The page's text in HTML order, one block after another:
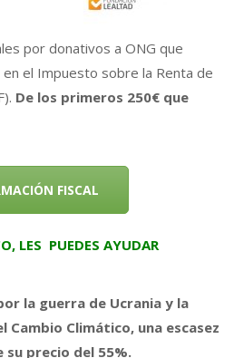
por donativos a ONG que
el Impuesto sobre la Renta de
De los primeros 250€ que
FISCAL
PUEDES AYUDAR
la guerra de Ucrania y la
Cambio Climático, una escasez
su precio del 55%.